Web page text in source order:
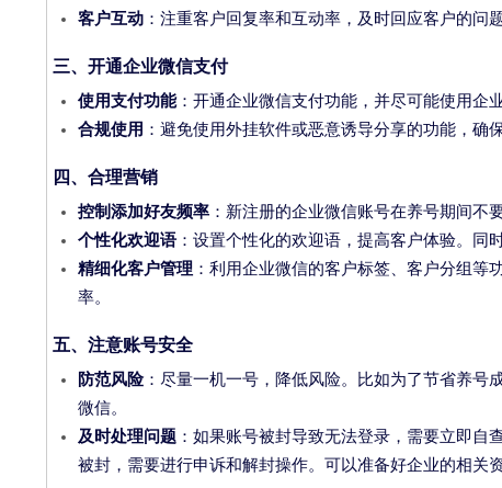
客户互动 ：注重客户回复率和互动率，及时回应客户的问
三、开通企业微信支付
使用支付功能：开通企业微信支付功能，并尽可能使用企
合规使用 ：避免使用外挂软件或恶意诱导分享的功能，确
四、合理营销
控制添加好友频率 ：新注册的企业微信账号在养号期间不
个性化欢迎语 ：设置个性化的欢迎语，提高客户体验。同
精细化客户管理 ：利用企业微信的客户标签、客户分组
率。
五、注意账号安全
防范风险：尽量一机一号，降低风险。比如为了节省养号
微信。
及时处理问题 ：如果账号被封导致无法登录，需要立即
被封，需要进行申诉和解封操作。可以准备好企业的相关